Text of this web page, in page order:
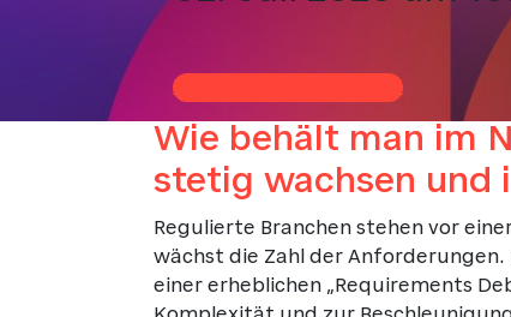
KOSTENFREI ANMELDEN
Wie behält man im
stetig wachsen und
Regulierte Branchen stehen vor
wächst die Zahl der
einer erheblichen „Requirements